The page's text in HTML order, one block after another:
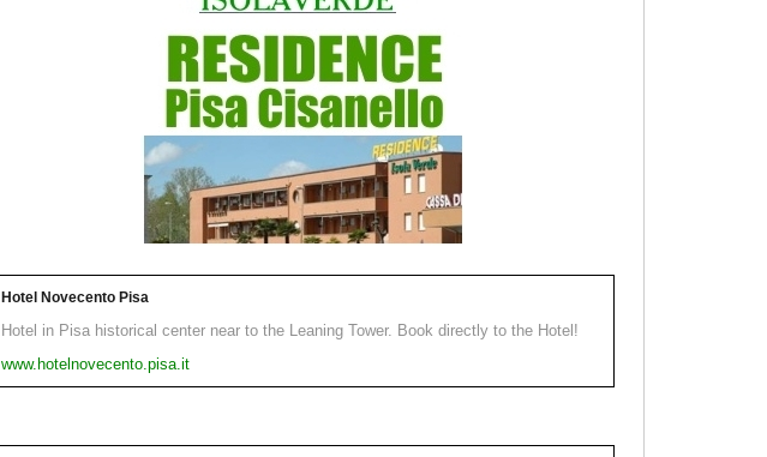
Hotel Novecento Pisa
Hotel in Pisa historical center near to the Leaning Tower. Book directly to the Hotel!
www.hotelnovecento.pisa.it